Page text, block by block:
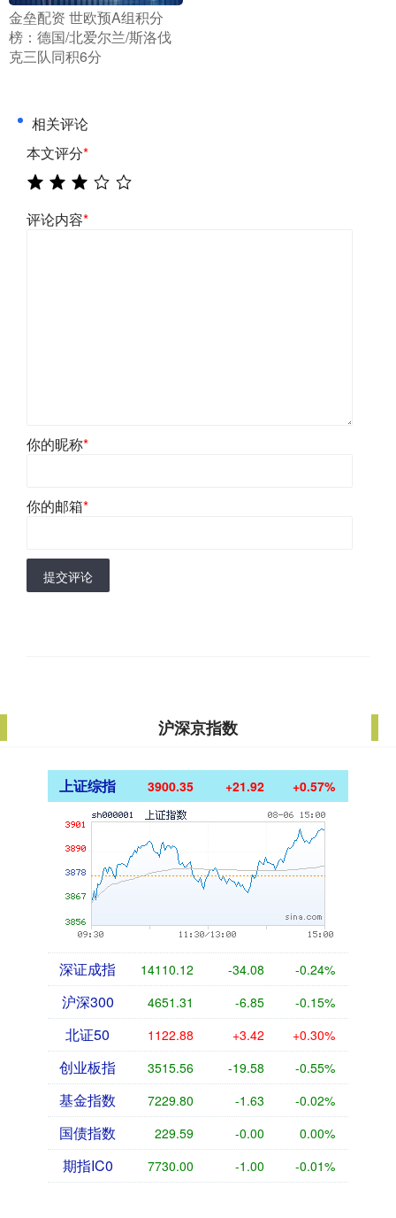
​金垒配资 世欧预A组积分
榜：德国/北爱尔兰/斯洛伐
克三队同积6分
相关评论
本文评分*
评论内容*
你的昵称*
你的邮箱*
提交评论
沪深京指数
上证综指 3900.35 +21.92 +0.57%
深证成指 14110.12 -34.08 -0.24%
沪深300 4651.31 -6.85 -0.15%
北证50 1122.88 +3.42 +0.30%
创业板指 3515.56 -19.58 -0.55%
基金指数 7229.80 -1.63 -0.02%
国债指数 229.59 -0.00 0.00%
期指IC0 7730.00 -1.00 -0.01%